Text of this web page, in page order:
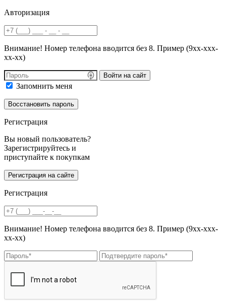
Авторизация
Внимание! Номер телефона вводится без 8. Пример (9хх-ххх-
хх-хх)
Войти на сайт
Запомнить меня
Регистрация
Вы новый пользователь?
Зарегистрируйтесь и
приступайте к покупкам
Регистрация
Внимание! Номер телефона вводится без 8. Пример (9хх-ххх-
хх-хх)